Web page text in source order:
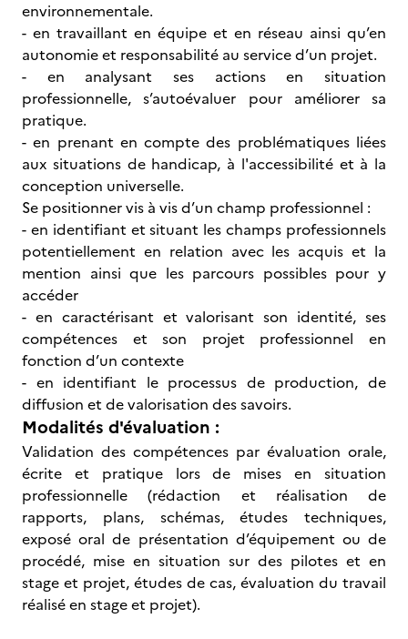
environnementale.
- en travaillant en équipe et en réseau ainsi qu’en
autonomie et responsabilité au service d’un projet.
- en analysant ses actions en situation
professionnelle, s’autoévaluer pour améliorer sa
pratique.
- en prenant en compte des problématiques liées
aux situations de handicap, à l'accessibilité et à la
conception universelle.
Se positionner vis à vis d’un champ professionnel :
- en identifiant et situant les champs professionnels
potentiellement en relation avec les acquis et la
mention ainsi que les parcours possibles pour y
accéder
- en caractérisant et valorisant son identité, ses
compétences et son projet professionnel en
fonction d’un contexte
- en identifiant le processus de production, de
diffusion et de valorisation des savoirs.
Modalités d'évaluation :
Validation des compétences par évaluation orale,
écrite et pratique lors de mises en situation
professionnelle (rédaction et réalisation de
rapports, plans, schémas, études techniques,
exposé oral de présentation d’équipement ou de
procédé, mise en situation sur des pilotes et en
stage et projet, études de cas, évaluation du travail
réalisé en stage et projet).